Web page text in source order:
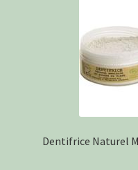
Dentifrice Naturel